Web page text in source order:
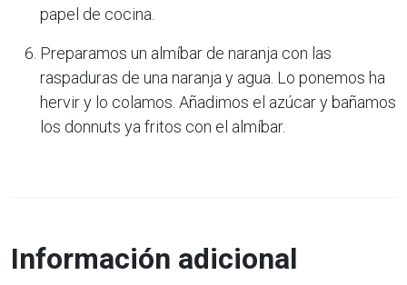
papel de cocina.
Preparamos un almíbar de naranja con las
raspaduras de una naranja y agua. Lo ponemos ha
hervir y lo colamos. Añadimos el azúcar y bañamos
los donnuts ya fritos con el almíbar.
Información adicional